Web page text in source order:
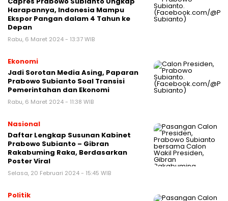
Harapannya, Indonesia Mampu
Ekspor Pangan dalam 4 Tahun ke
Depan
Rabu, 6 Maret 2024 - 13:37 WIB
Ekonomi
Jadi Sorotan Media Asing, Paparan
Prabowo Subianto Soal Transisi
Pemerintahan dan Ekonomi
Rabu, 6 Maret 2024 - 11:38 WIB
Nasional
Daftar Lengkap Susunan Kabinet
Prabowo Subianto – Gibran
Rakabuming Raka, Berdasarkan
Poster Viral
Selasa, 20 Februari 2024 - 15:45 WIB
Politik